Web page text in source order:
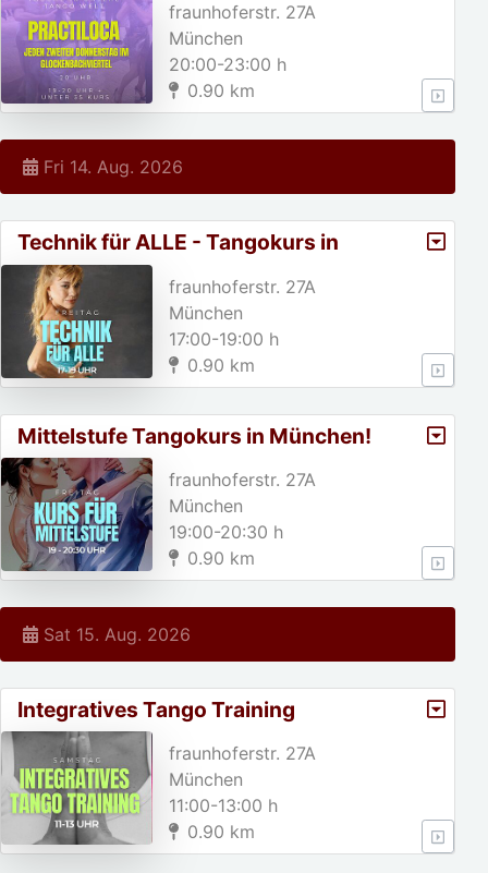
fraunhoferstr. 27A
München
20:00-23:00 h
0.90 km
Fri 14. Aug. 2026
Technik für ALLE - Tangokurs in
München
fraunhoferstr. 27A
München
17:00-19:00 h
0.90 km
Mittelstufe Tangokurs in München!
fraunhoferstr. 27A
München
19:00-20:30 h
0.90 km
Sat 15. Aug. 2026
Integratives Tango Training
fraunhoferstr. 27A
München
11:00-13:00 h
0.90 km